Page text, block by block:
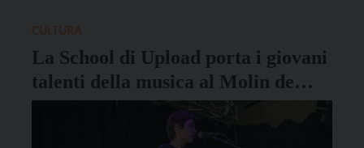
La School di Upload porta i giovani
talenti della musica al Molin de
Portegnach